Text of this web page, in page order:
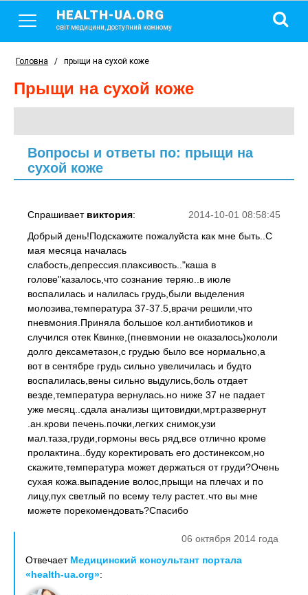
HEALTH-UA.ORG
світ медицини, доступний кожному
Головна / прыщи на сухой коже
прыщи на сухой коже
Вопросы и ответы по: прыщи на
сухой коже
2014-10-01 08:58:45
Спрашивает виктория:
Добрый день!Подскажите пожалуйста как мне быть..С
мая месяца началась
слабость,депрессия.плаксивость.."каша в
голове"казалось,что сознание теряю..в июле
воспалилась и налилась грудь,были выделения
молозива,температура 37-37.5,врачи решили,что
пневмония.Приняла большое кол.антибиотиков и
случился отек Квинке,(пневмонии не оказалось)кололи
долго дексаметазон,с грудью было все нормально,а
вот в сентябре грудь сильно увеличилась и будто
воспалилась,вены сильно выдулись,боль отдает
везде,температура вернулась.но ниже 37 не падает
уже месяц..сдала анализы щитовидки,мрт.развернут
.ан.крови печень.почки,легких снимок,узи
мал.таза,груди,гормоны весь ряд,все отлично кроме
пролактина..буду коректировать его достинексом,но
скажите,температура может держаться от груди?Очень
сухая кожа.выпадение волос,прыщи на плечах и по
лицу,пух светлый по всему телу растет..что вы мне
можете порекомендовать?Спасибо
06 октября 2014 года
Отвечает Медицинский консультант портала
«health-ua.org»: